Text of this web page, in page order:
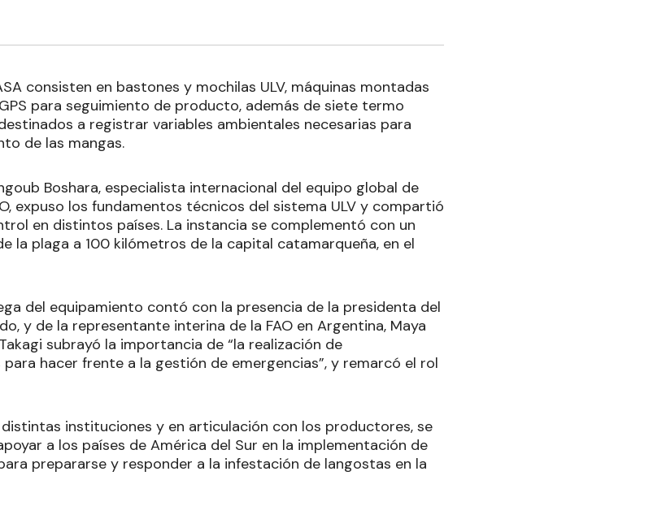
consisten en bastones y mochilas ULV, máquinas montadas
para seguimiento de producto, además de siete termo
a registrar variables ambientales necesarias para
de las mangas.
Boshara, especialista internacional del equipo global de
expuso los fundamentos técnicos del sistema ULV y compartió
en distintos países. La instancia se complementó con un
la plaga a 100 kilómetros de la capital catamarqueña, en el
del equipamiento contó con la presencia de la presidenta del
y de la representante interina de la FAO en Argentina, Maya
subrayó la importancia de “la realización de
hacer frente a la gestión de emergencias”, y remarcó el rol
distintas instituciones y en articulación con los productores, se
a los países de América del Sur en la implementación de
prepararse y responder a la infestación de langostas en la